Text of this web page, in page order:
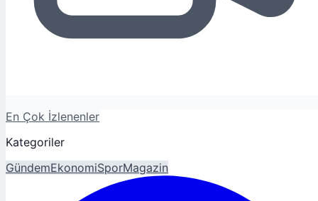
En Çok İzlenenler
Kategoriler
GündemEkonomiSporMagazin